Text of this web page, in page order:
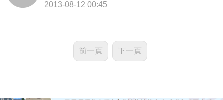
2013-08-12 00:45
前一頁 下一頁